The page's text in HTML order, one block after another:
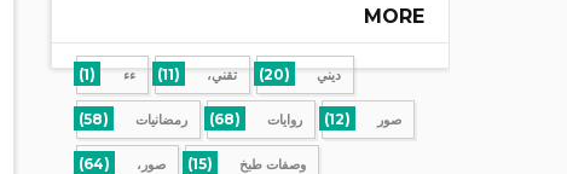
MORE
ءء (1) تقني، (11) ديني (20)
رمضانيات (58) روايات (68) صور (12)
صور، (64) وصفات طبخ (15)